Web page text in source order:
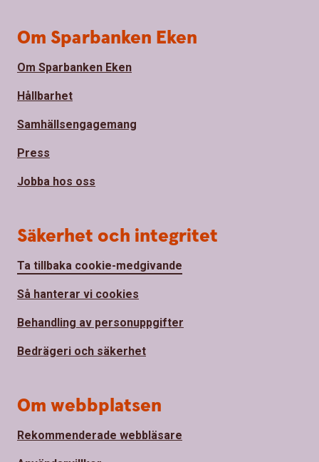
Om Sparbanken Eken
Om Sparbanken Eken
Hållbarhet
Samhällsengagemang
Press
Jobba hos oss
Säkerhet och integritet
Ta tillbaka cookie-medgivande
Så hanterar vi cookies
Behandling av personuppgifter
Bedrägeri och säkerhet
Om webbplatsen
Rekommenderade webbläsare